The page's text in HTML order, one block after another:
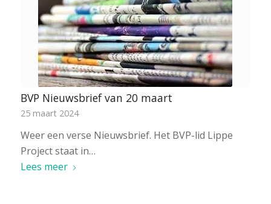
BVP Nieuwsbrief van 20 maart
25 maart 2024
Weer een verse Nieuwsbrief. Het BVP-lid Lippe
Project staat in…
Lees meer